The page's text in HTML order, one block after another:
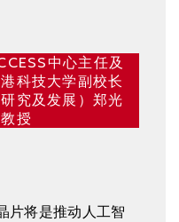
中心主任及
科技大学副校长
研究及发展）郑光
授
片将是推动人工智